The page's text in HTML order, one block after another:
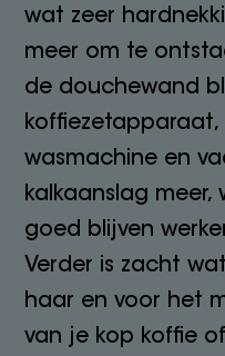
wat zeer
meer om te
de douchewand
koffiezetapparaat,
wasmachine en
kalkaanslag
goed blijven
Verder is zacht
haar en voor het
van je kop koffie